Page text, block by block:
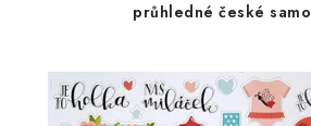
průhledné české